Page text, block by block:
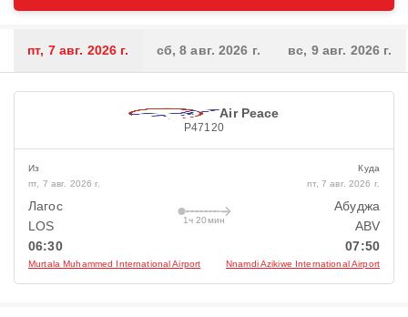
пт, 7 авг. 2026 г. сб, 8 авг. 2026 г. вс, 9 авг. 2026 г.
Air Peace
P47120
Из
пт, 7 авг. 2026 г.
Лагос
LOS
06:30
Murtala Muhammed International Airport
1ч 20мин
Куда
пт, 7 авг. 2026 г.
Абуджа
ABV
07:50
Nnamdi Azikiwe International Airport